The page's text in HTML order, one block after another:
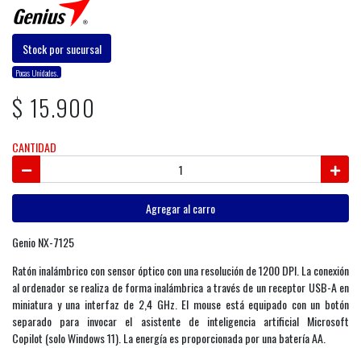
Stock por sucursal
Pocas Unidades.
$ 15.900
CANTIDAD
Agregar al carro
Genio NX-7125
Ratón inalámbrico con sensor óptico con una resolución de 1200 DPI. La conexión
al ordenador se realiza de forma inalámbrica a través de un receptor USB-A en
miniatura y una interfaz de 2,4 GHz. El mouse está equipado con un botón
separado para invocar el asistente de inteligencia artificial Microsoft
Copilot (solo Windows 11). La energía es proporcionada por una batería AA.